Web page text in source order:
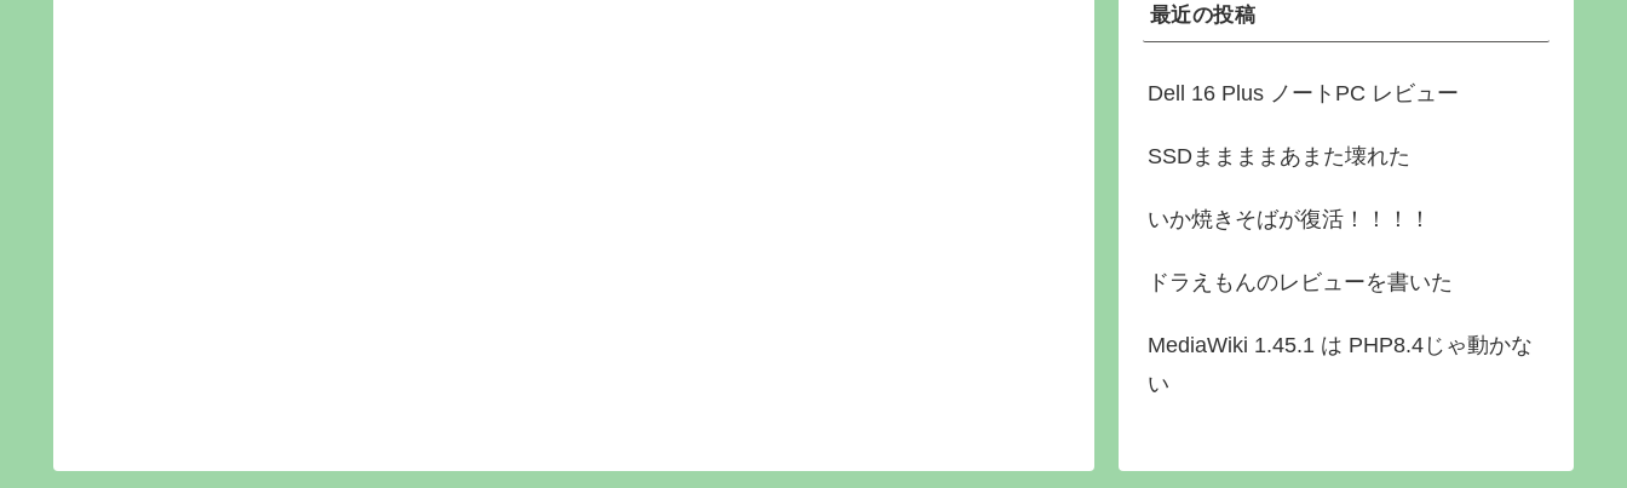
最近の投稿
Dell 16 Plus ノートPC レビュー
SSDままままあまた壊れた
いか焼きそばが復活！！！！
ドラえもんのレビューを書いた
MediaWiki 1.45.1 は PHP8.4じゃ動かな
い